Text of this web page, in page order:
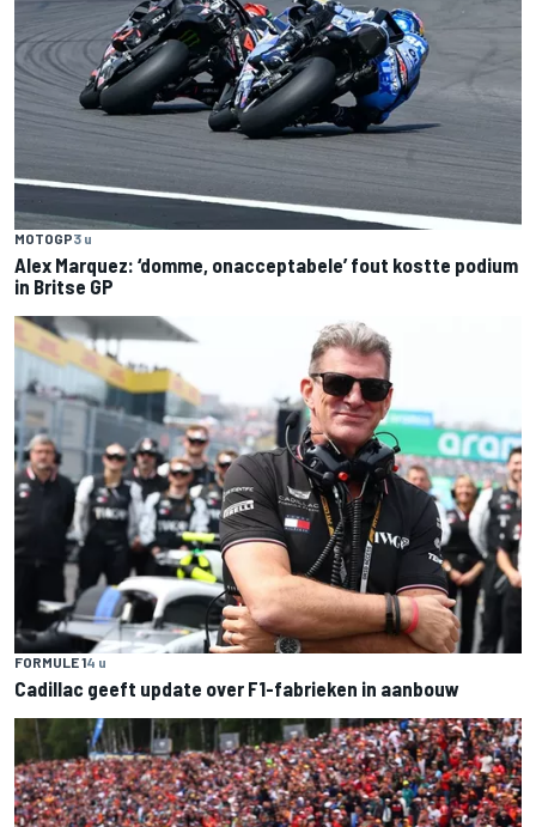
MOTOGP3 u
Alex Marquez: ‘domme, onacceptabele’ fout kostte podium
in Britse GP
FORMULE 14 u
Cadillac geeft update over F1-fabrieken in aanbouw